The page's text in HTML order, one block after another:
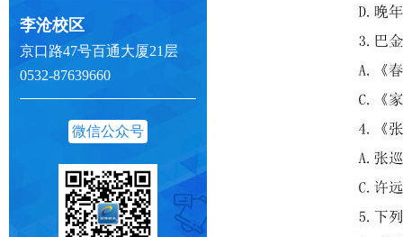
李沧校区
京口路47号百通大厦21层
0532-87639660
微信公众号